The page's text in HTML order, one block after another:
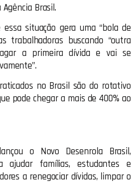
Brasil.
situação gera uma “bola de
trabalhadoras buscando “outra
a primeira dívida e vai se
no Brasil são do rotativo
pode chegar a mais de 400% ao
o Novo Desenrola Brasil,
ajudar famílias, estudantes e
a renegociar dívidas, limpar o